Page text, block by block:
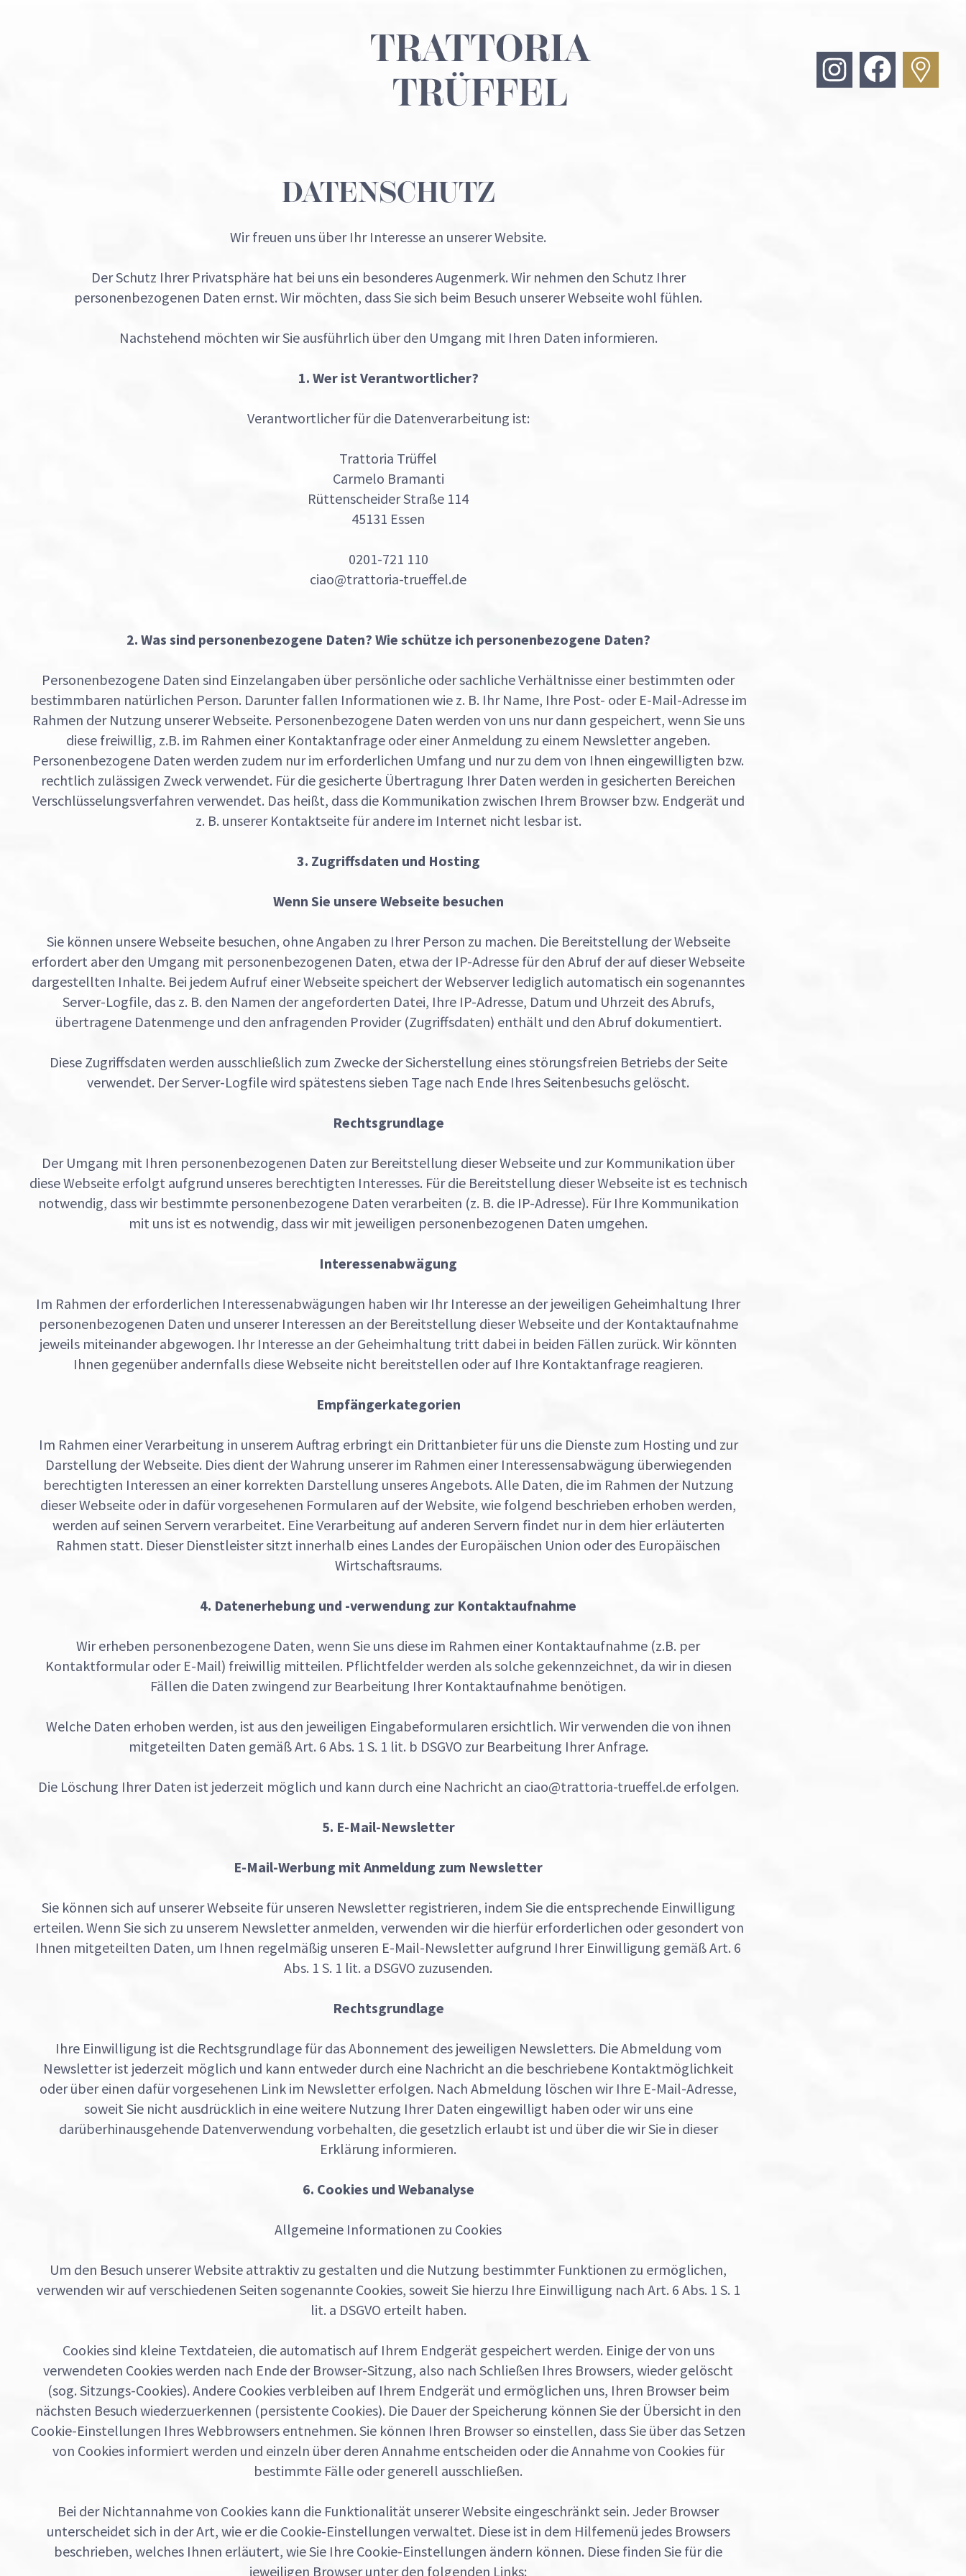
DATENSCHUTZ
Wir freuen uns über Ihr Interesse an unserer Website.
Der Schutz Ihrer Privatsphäre hat bei uns ein besonderes Augenmerk. Wir nehmen den Schutz Ihrer
personenbezogenen Daten ernst. Wir möchten, dass Sie sich beim Besuch unserer Webseite wohl fühlen.
Nachstehend möchten wir Sie ausführlich über den Umgang mit Ihren Daten informieren.
1. Wer ist Verantwortlicher?
Verantwortlicher für die Datenverarbeitung ist:
Trattoria Trüffel
Carmelo Bramanti
Rüttenscheider Straße 114
45131 Essen
0201-721 110
ciao@trattoria-trueffel.de
2. Was sind personenbezogene Daten? Wie schütze ich personenbezogene Daten?
Personenbezogene Daten sind Einzelangaben über persönliche oder sachliche Verhältnisse einer bestimmten oder
bestimmbaren natürlichen Person. Darunter fallen Informationen wie z. B. Ihr Name, Ihre Post- oder E-Mail-Adresse im
Rahmen der Nutzung unserer Webseite. Personenbezogene Daten werden von uns nur dann gespeichert, wenn Sie uns
diese freiwillig, z.B. im Rahmen einer Kontaktanfrage oder einer Anmeldung zu einem Newsletter angeben.
Personenbezogene Daten werden zudem nur im erforderlichen Umfang und nur zu dem von Ihnen eingewilligten bzw.
rechtlich zulässigen Zweck verwendet. Für die gesicherte Übertragung Ihrer Daten werden in gesicherten Bereichen
Verschlüsselungsverfahren verwendet. Das heißt, dass die Kommunikation zwischen Ihrem Browser bzw. Endgerät und
z. B. unserer Kontaktseite für andere im Internet nicht lesbar ist.
3. Zugriffsdaten und Hosting
Wenn Sie unsere Webseite besuchen
Sie können unsere Webseite besuchen, ohne Angaben zu Ihrer Person zu machen. Die Bereitstellung der Webseite
erfordert aber den Umgang mit personenbezogenen Daten, etwa der IP-Adresse für den Abruf der auf dieser Webseite
dargestellten Inhalte. Bei jedem Aufruf einer Webseite speichert der Webserver lediglich automatisch ein sogenanntes
Server-Logfile, das z. B. den Namen der angeforderten Datei, Ihre IP-Adresse, Datum und Uhrzeit des Abrufs,
übertragene Datenmenge und den anfragenden Provider (Zugriffsdaten) enthält und den Abruf dokumentiert.
Diese Zugriffsdaten werden ausschließlich zum Zwecke der Sicherstellung eines störungsfreien Betriebs der Seite
verwendet. Der Server-Logfile wird spätestens sieben Tage nach Ende Ihres Seitenbesuchs gelöscht.
Rechtsgrundlage
Der Umgang mit Ihren personenbezogenen Daten zur Bereitstellung dieser Webseite und zur Kommunikation über
diese Webseite erfolgt aufgrund unseres berechtigten Interesses. Für die Bereitstellung dieser Webseite ist es technisch
notwendig, dass wir bestimmte personenbezogene Daten verarbeiten (z. B. die IP-Adresse). Für Ihre Kommunikation
mit uns ist es notwendig, dass wir mit jeweiligen personenbezogenen Daten umgehen.
Interessenabwägung
Im Rahmen der erforderlichen Interessenabwägungen haben wir Ihr Interesse an der jeweiligen Geheimhaltung Ihrer
personenbezogenen Daten und unserer Interessen an der Bereitstellung dieser Webseite und der Kontaktaufnahme
jeweils miteinander abgewogen. Ihr Interesse an der Geheimhaltung tritt dabei in beiden Fällen zurück. Wir könnten
Ihnen gegenüber andernfalls diese Webseite nicht bereitstellen oder auf Ihre Kontaktanfrage reagieren.
Empfängerkategorien
Im Rahmen einer Verarbeitung in unserem Auftrag erbringt ein Drittanbieter für uns die Dienste zum Hosting und zur
Darstellung der Webseite. Dies dient der Wahrung unserer im Rahmen einer Interessensabwägung überwiegenden
berechtigten Interessen an einer korrekten Darstellung unseres Angebots. Alle Daten, die im Rahmen der Nutzung
dieser Webseite oder in dafür vorgesehenen Formularen auf der Website, wie folgend beschrieben erhoben werden,
werden auf seinen Servern verarbeitet. Eine Verarbeitung auf anderen Servern findet nur in dem hier erläuterten
Rahmen statt. Dieser Dienstleister sitzt innerhalb eines Landes der Europäischen Union oder des Europäischen
Wirtschaftsraums.
4. Datenerhebung und -verwendung zur Kontaktaufnahme
Wir erheben personenbezogene Daten, wenn Sie uns diese im Rahmen einer Kontaktaufnahme (z.B. per
Kontaktformular oder E-Mail) freiwillig mitteilen. Pflichtfelder werden als solche gekennzeichnet, da wir in diesen
Fällen die Daten zwingend zur Bearbeitung Ihrer Kontaktaufnahme benötigen.
Welche Daten erhoben werden, ist aus den jeweiligen Eingabeformularen ersichtlich. Wir verwenden die von ihnen
mitgeteilten Daten gemäß Art. 6 Abs. 1 S. 1 lit. b DSGVO zur Bearbeitung Ihrer Anfrage.
Die Löschung Ihrer Daten ist jederzeit möglich und kann durch eine Nachricht an ciao@trattoria-trueffel.de erfolgen.
5. E-Mail-Newsletter
E-Mail-Werbung mit Anmeldung zum Newsletter
Sie können sich auf unserer Webseite für unseren Newsletter registrieren, indem Sie die entsprechende Einwilligung
erteilen. Wenn Sie sich zu unserem Newsletter anmelden, verwenden wir die hierfür erforderlichen oder gesondert von
Ihnen mitgeteilten Daten, um Ihnen regelmäßig unseren E-Mail-Newsletter aufgrund Ihrer Einwilligung gemäß Art. 6
Abs. 1 S. 1 lit. a DSGVO zuzusenden.
Rechtsgrundlage
Ihre Einwilligung ist die Rechtsgrundlage für das Abonnement des jeweiligen Newsletters. Die Abmeldung vom
Newsletter ist jederzeit möglich und kann entweder durch eine Nachricht an die beschriebene Kontaktmöglichkeit
oder über einen dafür vorgesehenen Link im Newsletter erfolgen. Nach Abmeldung löschen wir Ihre E-Mail-Adresse,
soweit Sie nicht ausdrücklich in eine weitere Nutzung Ihrer Daten eingewilligt haben oder wir uns eine
darüberhinausgehende Datenverwendung vorbehalten, die gesetzlich erlaubt ist und über die wir Sie in dieser
Erklärung informieren.
6. Cookies und Webanalyse
Allgemeine Informationen zu Cookies
Um den Besuch unserer Website attraktiv zu gestalten und die Nutzung bestimmter Funktionen zu ermöglichen,
verwenden wir auf verschiedenen Seiten sogenannte Cookies, soweit Sie hierzu Ihre Einwilligung nach Art. 6 Abs. 1 S. 1
lit. a DSGVO erteilt haben.
Cookies sind kleine Textdateien, die automatisch auf Ihrem Endgerät gespeichert werden. Einige der von uns
verwendeten Cookies werden nach Ende der Browser-Sitzung, also nach Schließen Ihres Browsers, wieder gelöscht
(sog. Sitzungs-Cookies). Andere Cookies verbleiben auf Ihrem Endgerät und ermöglichen uns, Ihren Browser beim
nächsten Besuch wiederzuerkennen (persistente Cookies). Die Dauer der Speicherung können Sie der Übersicht in den
Cookie-Einstellungen Ihres Webbrowsers entnehmen. Sie können Ihren Browser so einstellen, dass Sie über das Setzen
von Cookies informiert werden und einzeln über deren Annahme entscheiden oder die Annahme von Cookies für
bestimmte Fälle oder generell ausschließen.
Bei der Nichtannahme von Cookies kann die Funktionalität unserer Website eingeschränkt sein. Jeder Browser
unterscheidet sich in der Art, wie er die Cookie-Einstellungen verwaltet. Diese ist in dem Hilfemenü jedes Browsers
beschrieben, welches Ihnen erläutert, wie Sie Ihre Cookie-Einstellungen ändern können. Diese finden Sie für die
jeweiligen Browser unter den folgenden Links: